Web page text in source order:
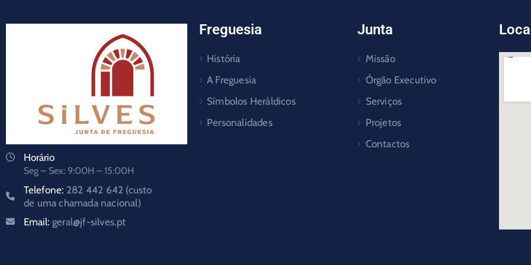
Horário
Seg – Sex: 9:00H – 15:00H
Telefone: 282 442 642 (custo
de uma chamada nacional)
Email: geral@jf-silves.pt
Freguesia
História
A Freguesia
Símbolos Heráldicos
Personalidades
Junta
Missão
Órgão Executivo
Serviços
Projetos
Contactos